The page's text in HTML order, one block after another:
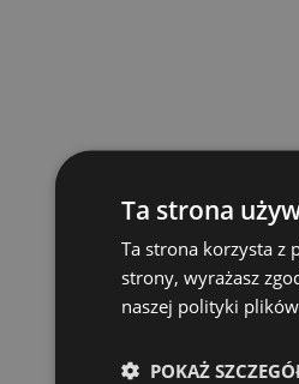
Ta strona
Ta strona korzysta z
strony, wyrażasz
naszej polityki
POKAŻ